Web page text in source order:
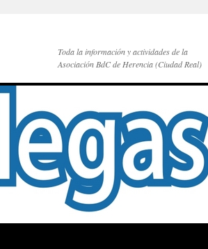
Toda la información y actividades de la
Asociación BdC de Herencia (Ciudad Real)